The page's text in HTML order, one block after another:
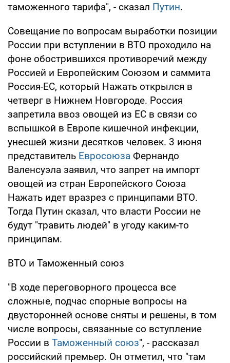
таможенного тарифа", - сказал Путин.
Совещание по вопросам выработки позиции
России при вступлении в ВТО проходило на
фоне обострившихся противоречий между
Россией и Европейским Союзом и саммита
Россия-ЕС, который Нажать открылся в
четверг в Нижнем Новгороде. Россия
запретила ввоз овощей из ЕС в связи со
вспышкой в Европе кишечной инфекции,
унесшей жизни десятков человек. 3 июня
представитель Евросоюза Фернандо
Валенсуэла заявил, что запрет на импорт
овощей из стран Европейского Союза
Нажать идет вразрез с принципами ВТО.
Тогда Путин сказал, что власти России не
будут "травить людей" в угоду каким-то
принципам.
ВТО и Таможенный союз
"В ходе переговорного процесса все
сложные, подчас спорные вопросы на
двусторонней основе сняты и решены, в том
числе вопросы, связанные со вступление
России в Таможенный союз", - рассказал
российский премьер. Он отметил, что "там